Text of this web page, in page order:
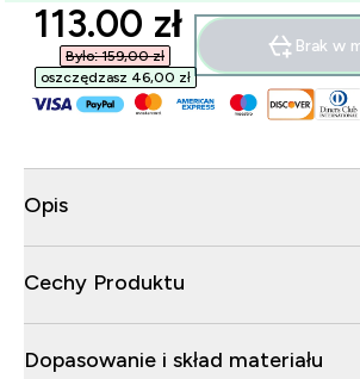
discounted price
113.00 zł‎
Było: 159,00 zł‎
oszczędzasz 46,00 zł‎
Brak w
Opis
Cechy Produktu
Dopasowanie i skład materiału